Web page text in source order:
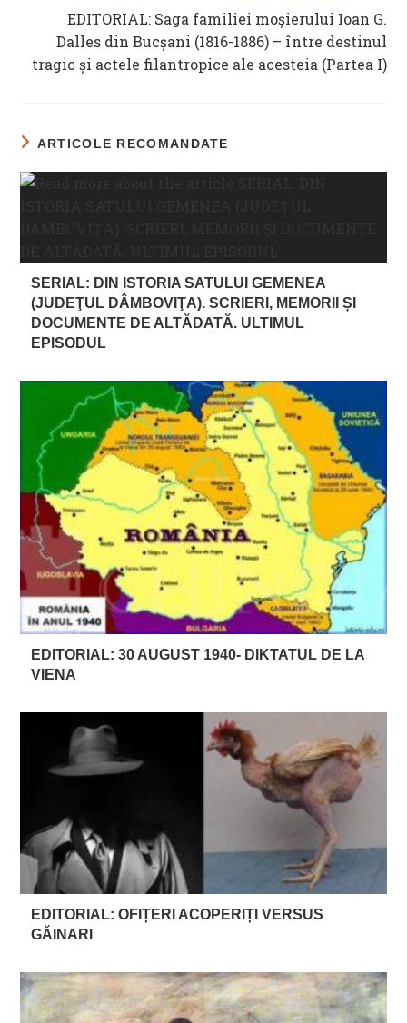
EDITORIAL: Saga familiei moșierului Ioan G.
Dalles din Bucșani (1816-1886) – între destinul
tragic și actele filantropice ale acesteia (Partea I)
ARTICOLE RECOMANDATE
SERIAL: DIN ISTORIA SATULUI GEMENEA
(JUDEŢUL DÂMBOVIŢA). SCRIERI, MEMORII ȘI
DOCUMENTE DE ALTĂDATĂ. ULTIMUL
EPISODUL
EDITORIAL: 30 AUGUST 1940- DIKTATUL DE LA
VIENA
EDITORIAL: OFIȚERI ACOPERIȚI VERSUS
GĂINARI